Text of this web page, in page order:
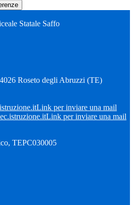
Statale Saffo
Roseto degli Abruzzi (TE)
Link per inviare una mail
Link per inviare una mail
TEPC030005